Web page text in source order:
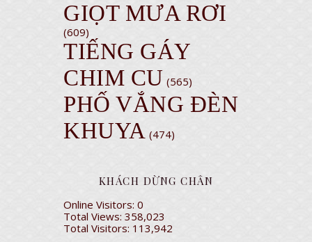
GIỌT MƯA RƠI
(609)
TIẾNG GÁY
CHIM CU (565)
PHỐ VẮNG ĐÈN
KHUYA (474)
KHÁCH DỪNG CHÂN
Online Visitors:0
Total Views:358,023
Total Visitors: 113,942